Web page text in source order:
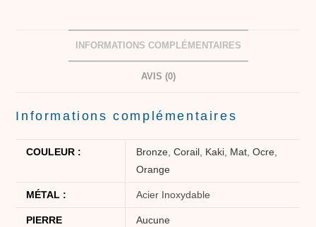
INFORMATIONS COMPLÉMENTAIRES
AVIS (0)
Informations complémentaires
COULEUR : Bronze ,Corail Kaki Mat ,Ocre
Orange
MÉTAL : Acier Inoxydable
PIERRE
Aucune